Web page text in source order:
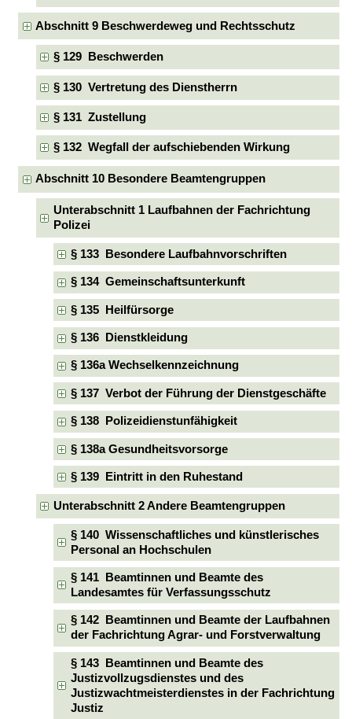
Abschnitt 9 Beschwerdeweg und Rechtsschutz
§ 129 Beschwerden
§ 130 Vertretung des Dienstherrn
§ 131 Zustellung
§ 132 Wegfall der aufschiebenden Wirkung
Abschnitt 10 Besondere Beamtengruppen
Unterabschnitt 1 Laufbahnen der Fachrichtung
Polizei
§ 133 Besondere Laufbahnvorschriften
§ 134 Gemeinschaftsunterkunft
§ 135 Heilfürsorge
§ 136 Dienstkleidung
§ 136a Wechselkennzeichnung
§ 137 Verbot der Führung der Dienstgeschäfte
§ 138 Polizeidienstunfähigkeit
§ 138a Gesundheitsvorsorge
§ 139 Eintritt in den Ruhestand
Unterabschnitt 2 Andere Beamtengruppen
§ 140 Wissenschaftliches und künstlerisches
Personal an Hochschulen
§ 141 Beamtinnen und Beamte des
Landesamtes für Verfassungsschutz
§ 142 Beamtinnen und Beamte der Laufbahnen
der Fachrichtung Agrar- und Forstverwaltung
§ 143 Beamtinnen und Beamte des
Justizvollzugsdienstes und des
Justizwachtmeisterdienstes in der Fachrichtung
Justiz